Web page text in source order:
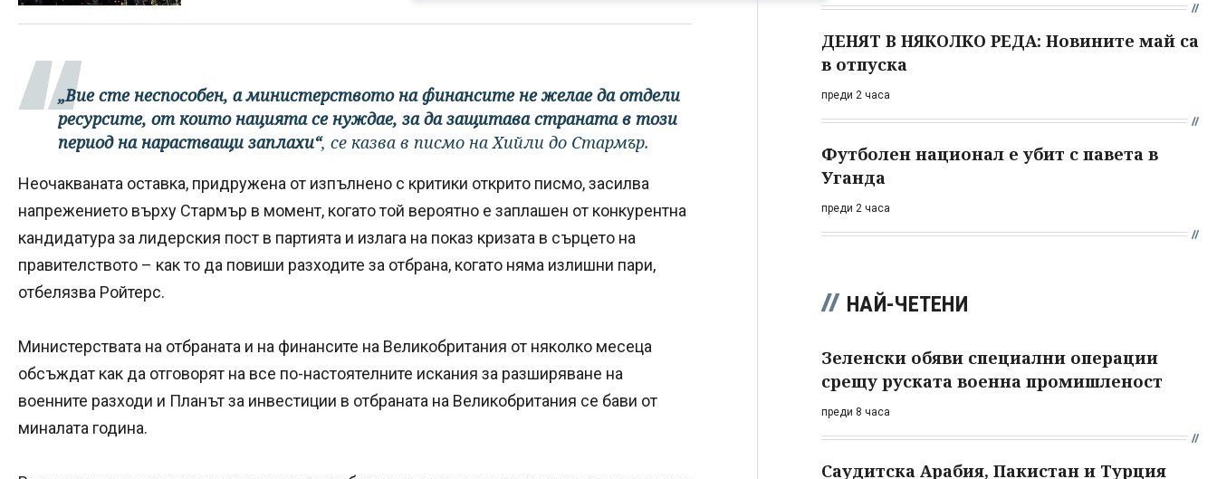
„Вие сте неспособен, а министерството на финансите не желае да отдели
ресурсите, от които нацията се нуждае, за да защитава страната в този
период на нарастващи заплахи“, се казва в писмо на Хийли до Стармър.
Неочакваната оставка, придружена от изпълнено с критики открито писмо, засилва
напрежението върху Стармър в момент, когато той вероятно е заплашен от конкурентна
кандидатура за лидерския пост в партията и излага на показ кризата в сърцето на
правителството – как то да повиши разходите за отбрана, когато няма излишни пари,
отбелязва Ройтерс.
Министерствата на отбраната и на финансите на Великобритания от няколко месеца
обсъждат как да отговорят на все по-настоятелните искания за разширяване на
военните разходи и Планът за инвестиции в отбраната на Великобритания се бави от
миналата година.
ДЕНЯТ В НЯКОЛКО РЕДА: Новините май са
в отпуска
преди 2 часа
Футболен национал е убит с павета в
Уганда
преди 2 часа
НАЙ-ЧЕТЕНИ
Зеленски обяви специални операции
срещу руската военна промишленост
преди 8 часа
Саудитска Арабия, Пакистан и Турция